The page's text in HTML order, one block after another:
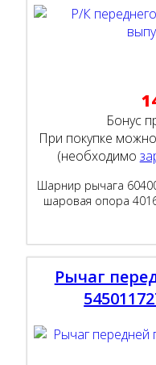
Бонус
При покупке
(необходимо
Шарнир рычага
шаровая опора
Рычаг